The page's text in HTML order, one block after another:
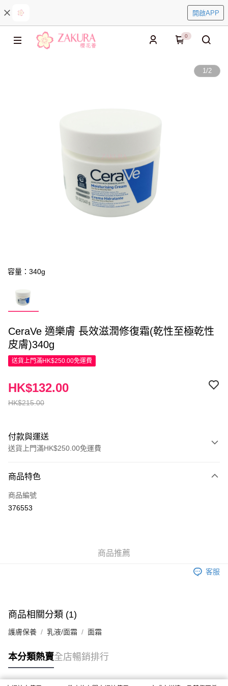
開啟APP
0
1/2
容量：340g
CeraVe 適樂膚 長效滋潤修復霜(乾性至極乾性
皮膚)340g
送貨上門滿HK$250.00免運費
HK$215.00
HK$132.00
付款與運送
送貨上門滿HK$250.00免運費
信用卡
Apple Pay
付款後門市自取，訂單確認後2-4個工作天到店，7天內取。逾期後
商品特色
商品編號
376553
商品推薦
客服
商品相關分類 (1)
護膚保養 乳液/面霜 面霜
本分類熱賣全店暢銷排行